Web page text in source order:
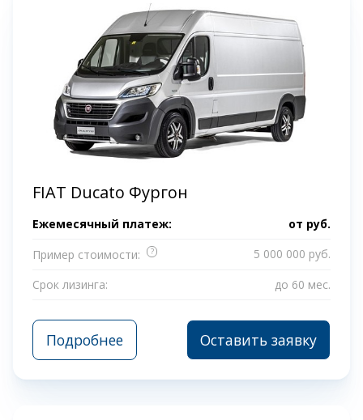
FIAT Ducato Фургон
Ежемесячный платеж: от руб.
Пример стоимости:
?
5 000 000 руб.
Срок лизинга:
до 60 мес.
Подробнее Оставить заявку